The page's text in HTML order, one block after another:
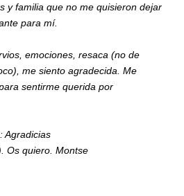
y familia que no me quisieron dejar
para mí.
emociones, resaca (no de
me siento agradecida. Me
sentirme querida por
Agradicias
Os quiero. Montse